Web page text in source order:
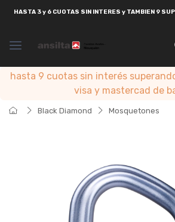
HASTA 3 y 6 CUOTAS SIN INTERES y TAMBIEN 9
hasta 9 cuotas sin interés
visa y mastercad de
Black Diamond Mosquetones